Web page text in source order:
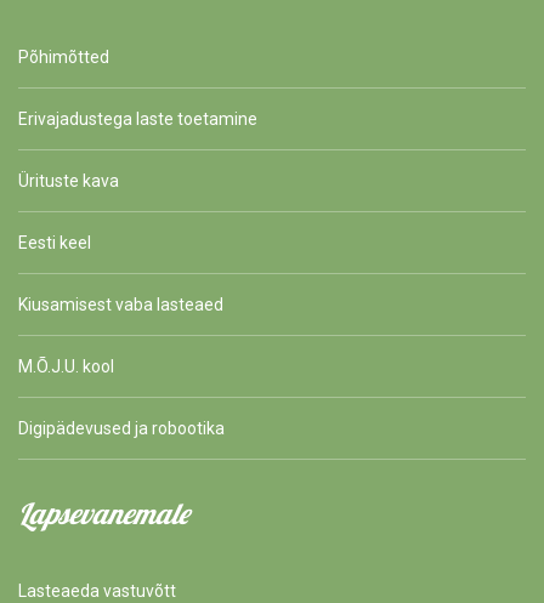
Põhimõtted
Erivajadustega laste toetamine
Ürituste kava
Eesti keel
Kiusamisest vaba lasteaed
M.Õ.J.U. kool
Digipädevused ja robootika
Lapsevanemale
Lasteaeda vastuvõtt